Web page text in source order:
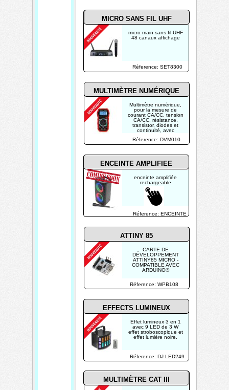
Réference: SET8300
Multimètre numérique,
pour la mesure de
courant CA/CC, tension
CA/CC, résistance,
transistor, diodes et
continuité, avec
MULTIMÈTRE NUMÉRIQUE
micro main sans fil UHF
48 canaux affichage
enceinte amplifiée
rechargeable
MICRO SANS FIL UHF
ENCEINTE AMPLIFIEE
Réference: DVM010
Réference: ENCEINTE
ATTINY 85
CARTE DE
DÉVELOPPEMENT
ATTINY85 MICRO -
COMPATIBLE AVEC
ARDUINO®
Réference: WPB108
MULTIMÈTRE CAT III
EFFECTS LUMINEUX
Effet lumineux 3 en 1
avec 9 LED de 3 W
effet stroboscopique et
effet lumière noire.
Réference: DJ LED249